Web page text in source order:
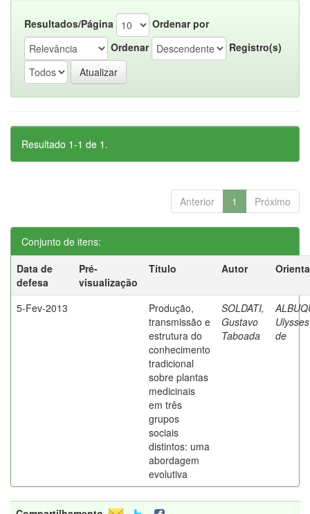
Resultados/Página
Ordenar por
Ordenar
Registro(s)
Resultado 1-1 de 1.
Anterior 1 Próximo
Conjunto de itens:
Data de
defesa
Pré-
visualização
Título Autor
5-Fev-2013
Produção,
transmissão e
estrutura do
conhecimento
tradicional
sobre plantas
medicinais
em três
grupos
sociais
distintos: uma
abordagem
evolutiva
SOLDATI,
Gustavo
Taboada
de